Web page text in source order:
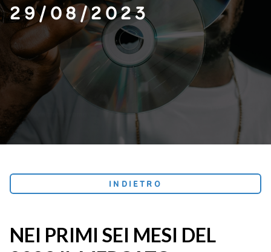
29/08/2023
INDIETRO
NEI PRIMI SEI MESI DEL